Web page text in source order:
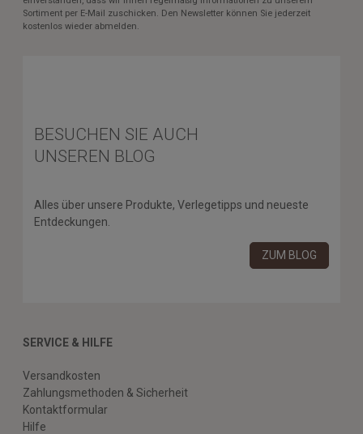
Sortiment per E-Mail zuschicken. Den Newsletter können Sie jederzeit
kostenlos wieder abmelden.
BESUCHEN SIE AUCH
UNSEREN BLOG
Alles über unsere Produkte, Verlegetipps und neueste
Entdeckungen.
ZUM BLOG
SERVICE & HILFE
Versandkosten
Zahlungsmethoden & Sicherheit
Kontaktformular
Hilfe